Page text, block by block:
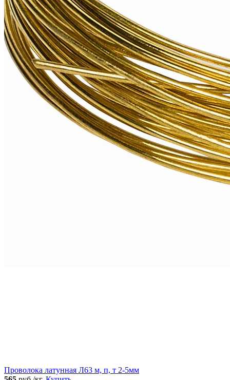
Проволока латунная Л63 м, п, т 2-5мм